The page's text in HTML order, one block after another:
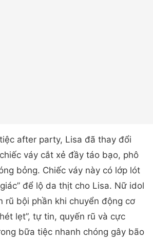
after party, Lisa đã thay đổi
váy cắt xẻ đầy táo bạo, phô
bỏng. Chiếc váy này có lớp lót
để lộ da thịt cho Lisa. Nữ idol
rũ bội phần khi chuyển động cơ
lẹt”, tự tin, quyến rũ và cực
bữa tiệc nhanh chóng gây bão